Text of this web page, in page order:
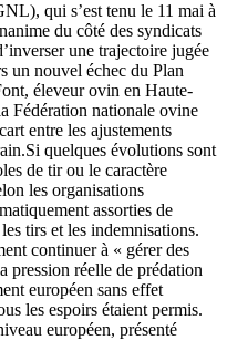
qui s’est tenu le 11 mai à
du côté des syndicats
une trajectoire jugée
un nouvel échec du Plan
éleveur ovin en Haute-
Fédération nationale ovine
entre les ajustements
quelques évolutions sont
de tir ou le caractère
les organisations
assorties de
tirs et les indemnisations.
continuer à « gérer des
pression réelle de prédation
européen sans effet
les espoirs étaient permis.
européen, présenté